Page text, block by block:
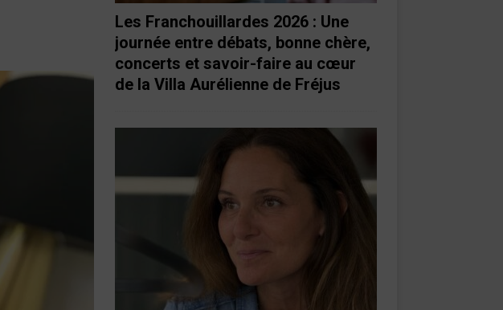
Les Franchouillardes 2026 : Une
journée entre débats, bonne chère,
concerts et savoir-faire au cœur
de la Villa Aurélienne de Fréjus